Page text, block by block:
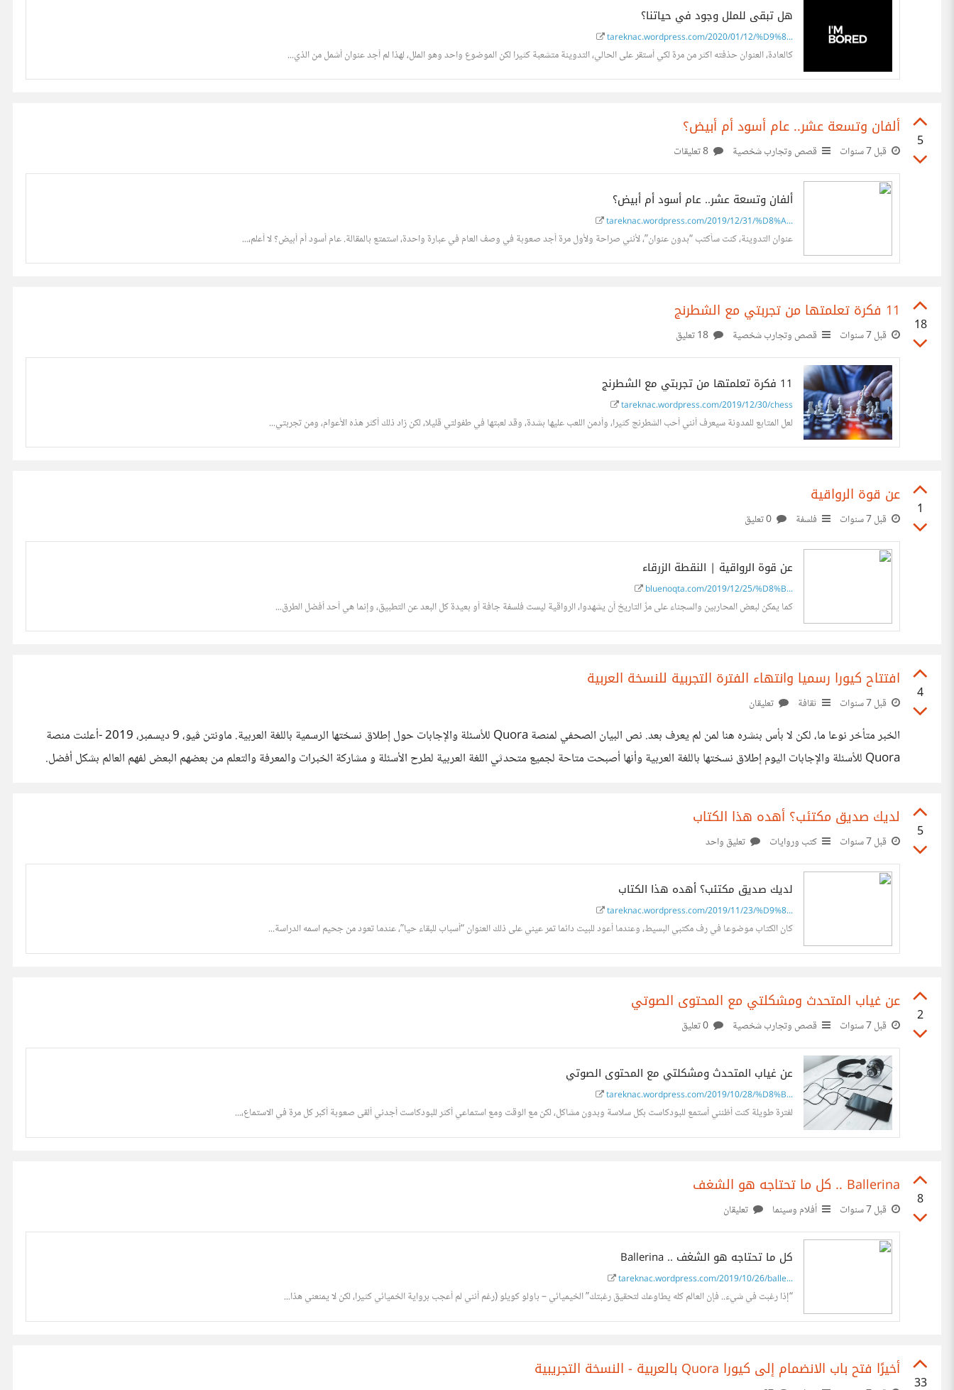
هل تبقى للملل وجود في حياتنا؟
tareknac.wordpress.com/2020/01/12/%D9%8...
كالعادة، العنوان حذفته اكثر من مرة لكي أستقر على الحالي، التدوينة متشعبة كثيرا لكن الموضوع واحد وهو الملل، لهذا لم أجد عنوان أشمل من الذي...
5
ألفان وتسعة عشر.. عام أسود أم أبيض؟
قبل 7 سنوات قصص وتجارب شخصية
ألفان وتسعة عشر.. عام أسود أم أبيض؟
tareknac.wordpress.com/2019/12/31/%D8%A...
عنوان التدوينة، كنت سأكتب “بدون عنوان”، لأنني صراحة ولأول مرة أجد صعوبة في وصف العام في عبارة واحدة، استمتع بالمقالة. عام أسود أم أبيض؟ لا أعلم،...
18
11 فكرة تعلمتها من تجربتي مع الشطرنج
قبل 7 سنوات قصص وتجارب شخصية
11 فكرة تعلمتها من تجربتي مع الشطرنج
tareknac.wordpress.com/2019/12/30/chess
لعل المتابع للمدونة سيعرف أنني أحب الشطرنج كثيرا، وأدمن اللعب عليها بشدة، وقد لعبتها في طفولتي قليلا، لكن زاد ذلك أكثر هذه الأعوام، ومن تجربتي...
1
عن قوة الرواقية
قبل 7 سنوات فلسفة
عن قوة الرواقية | النقطة الزرقاء
bluenoqta.com/2019/12/25/%D8%B...
كما يمكن لبعض المحاربين والسجناء على مرِّ التاريخ أن يشهدوا، الرواقية ليست فلسفة جافة أو بعيدة كل البعد عن التطبيق، وإنما هي أحد أفضل الطرق...
4
افتتاح كيورا رسميا وانتهاء الفترة التجربية للنسخة العربية
قبل 7 سنوات ثقافة تعليقان
الخبر متأخر نوعا ما، لكن لا بأس بنشره هنا لمن لم يعرف بعد. نص البيان الصحفي لمنصة Quora للأسئلة والإجابات حول إطلاق نسختها الرسمية باللغة العربية. ماونتن ڤيو، 9 ديسمبر، 2019 -أعلنت منصة
Quora للأسئلة والإجابات اليوم إطلاق نسختها باللغة العربية وأنها أصبحت متاحة لجميع متحدثي اللغة العربية لطرح الأسئلة و مشاركة الخبرات والمعرفة والتعلم من بعضهم البعض لفهم العالم بشكل أفضل.
5
لديك صديق مكتئب؟ أهده هذا الكتاب
قبل 7 سنوات كتب وروايات تعليق واحد
لديك صديق مكتئب؟ أهده هذا الكتاب
tareknac.wordpress.com/2019/11/23/%D9%8...
كان الكتاب موضوعا في رف مكتبي البسيط، وعندما أعود للبيت دائما تمر عيني على ذلك العنوان “أسباب للبقاء حيا”، عندما تعود من جحيم اسمه الدراسة...
2
عن غياب المتحدث ومشكلتي مع المحتوى الصوتي
قبل 7 سنوات قصص وتجارب شخصية
عن غياب المتحدث ومشكلتي مع المحتوى الصوتي
tareknac.wordpress.com/2019/10/28/%D8%B...
لفترة طويلة كنت أظنني أستمع للبودكاست بكل سلاسة وبدون مشاكل، لكن مع الوقت ومع استماعي أكثر للبودكاست أجدني ألقى صعوبة أكبر كل مرة في الاستماع،...
8
Ballerina .. كل ما تحتاجه هو الشغف
قبل 7 سنوات أفلام وسينما تعليقان
Ballerina .. كل ما تحتاجه هو الشغف
tareknac.wordpress.com/2019/10/26/balle...
“إذا رغبت في شيء.. فإن العالم كله يطاوعك لتحقيق رغبتك” الخيميائي – باولو كويلو (رغم أنني لم أعجب برواية الخميائي كثيرا، لكن لا يمنعني هذا...
33
أخيرًا فتح باب الانضمام إلى كيورا Quora بالعربية - النسخة التجريبية